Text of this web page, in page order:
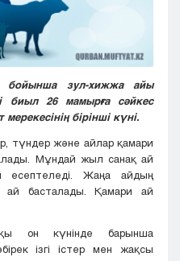
зул-хижжа айы
биыл 26 мамырға сәйкес
бірінші күні.
түндер және айлар қамари
Мұндай жыл санақ ай
есептеледі. Жаңа айдың
ай басталады. Қамари ай
он күнінде барынша
ізгі істер мен жақсы